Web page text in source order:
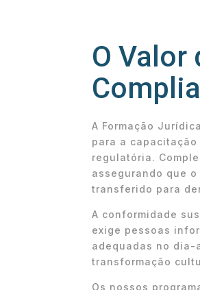
O Valor
A Formação
para a
regulatória.
assegurando que
transferido para
A conformidade
exige pessoas
adequadas no dia-
transformação
Os nossos